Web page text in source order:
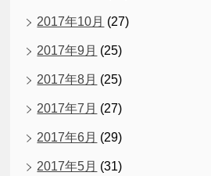
2017年10月 (27)
2017年9月 (25)
2017年8月 (25)
2017年7月 (27)
2017年6月 (29)
2017年5月 (31)